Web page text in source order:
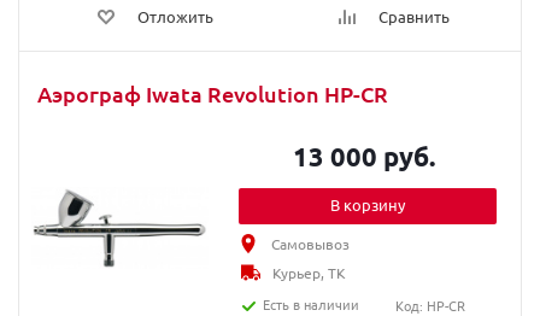
Отложить Сравнить
Аэрограф Iwata Revolution HP-CR
13 000 руб.
В корзину
Самовывоз
Курьер, ТК
Есть в наличии
Код: HP-CR